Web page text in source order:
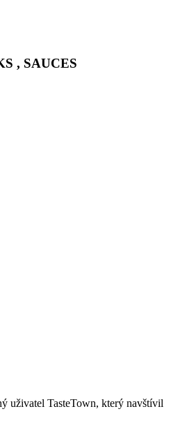
, SAUCES
uživatel TasteTown, který navštívil